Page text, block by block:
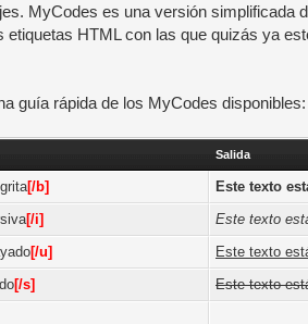
MyCodes es una versión simplificada
etiquetas HTML con las que quizás ya
guía rápida de los MyCodes disponibles:
Salida
[/b]
Este texto
[/i]
Este texto
[/u]
Este texto
[/s] Este texto